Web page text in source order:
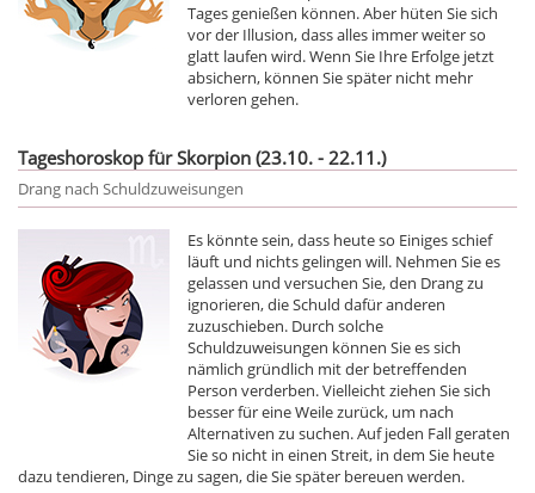
Tages genießen können. Aber hüten Sie sich
vor der Illusion, dass alles immer weiter so
glatt laufen wird. Wenn Sie Ihre Erfolge jetzt
absichern, können Sie später nicht mehr
verloren gehen.
Tageshoroskop für Skorpion (23.10. - 22.11.)
Drang nach Schuldzuweisungen
Es könnte sein, dass heute so Einiges schief
läuft und nichts gelingen will. Nehmen Sie es
gelassen und versuchen Sie, den Drang zu
ignorieren, die Schuld dafür anderen
zuzuschieben. Durch solche
Schuldzuweisungen können Sie es sich
nämlich gründlich mit der betreffenden
Person verderben. Vielleicht ziehen Sie sich
besser für eine Weile zurück, um nach
Alternativen zu suchen. Auf jeden Fall geraten
Sie so nicht in einen Streit, in dem Sie heute
dazu tendieren, Dinge zu sagen, die Sie später bereuen werden.